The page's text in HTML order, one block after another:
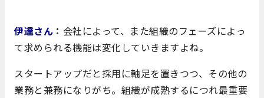
伊達さん ： 会社によって、また組織のフェーズによっ
て求められる機能は変化していきますよね。
スタートアップだと採用に軸足を置きつつ、その他の
業務と兼務になりがち。組織が成熟するにつれ最重要